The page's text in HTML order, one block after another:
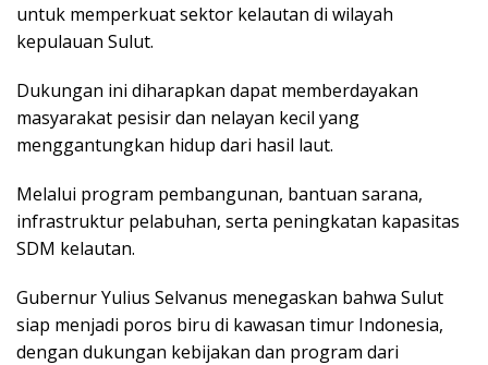
untuk memperkuat sektor kelautan di wilayah
kepulauan Sulut.
Dukungan ini diharapkan dapat memberdayakan
masyarakat pesisir dan nelayan kecil yang
menggantungkan hidup dari hasil laut.
Melalui program pembangunan, bantuan sarana,
infrastruktur pelabuhan, serta peningkatan kapasitas
SDM kelautan.
Gubernur Yulius Selvanus menegaskan bahwa Sulut
siap menjadi poros biru di kawasan timur Indonesia,
dengan dukungan kebijakan dan program dari